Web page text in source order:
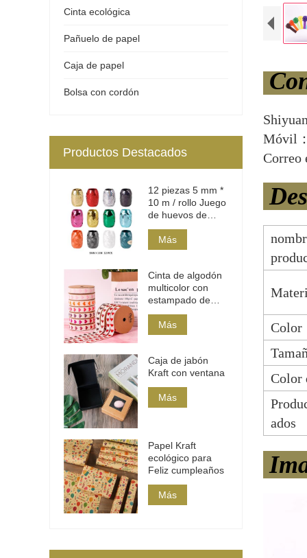
Móvil
Correo
Color
Color
ados
Cinta ecológica
Pañuelo de papel
Caja de papel
Bolsa con cordón
Productos Destacados
12 piezas 5 mm *
10 m / rollo Juego
de huevos de
cinta de
polietileno
Más
Cinta de algodón
multicolor con
estampado de
corazones
Más
Caja de jabón
Kraft con ventana
Más
Papel Kraft
ecológico para
Feliz cumpleaños
Más